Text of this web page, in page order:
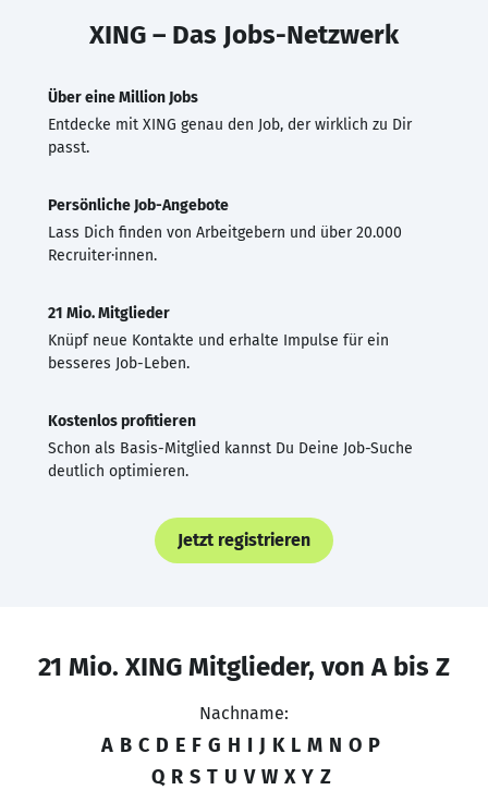
XING – Das Jobs-Netzwerk
Über eine Million Jobs
Entdecke mit XING genau den Job, der wirklich zu Dir
passt.
Persönliche Job-Angebote
Lass Dich finden von Arbeitgebern und über 20.000
Recruiter·innen.
21 Mio. Mitglieder
Knüpf neue Kontakte und erhalte Impulse für ein
besseres Job-Leben.
Kostenlos profitieren
Schon als Basis-Mitglied kannst Du Deine Job-Suche
deutlich optimieren.
Jetzt registrieren
21 Mio. XING Mitglieder, von A bis Z
Nachname:
A B C D E F G H I J K L M N O P
Q R S T U V W X Y Z